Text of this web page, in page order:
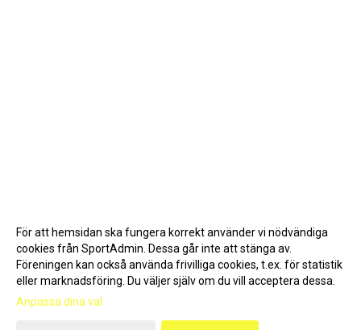
Gå till Webbversion
För att hemsidan ska fungera korrekt använder vi nödvändiga
cookies från SportAdmin. Dessa går inte att stänga av.
Föreningen kan också använda frivilliga cookies, t.ex. för statistik
eller marknadsföring. Du väljer själv om du vill acceptera dessa.
Anpassa dina val